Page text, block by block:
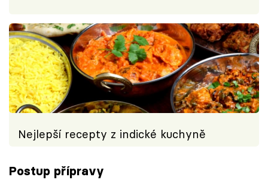
Nejlepší recepty z indické kuchyně
Postup přípravy